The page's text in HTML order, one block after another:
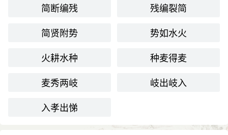
简断编残
残编裂简
简贤附势
势如水火
火耕水种
种麦得麦
麦秀两岐
岐出岐入
入孝出悌